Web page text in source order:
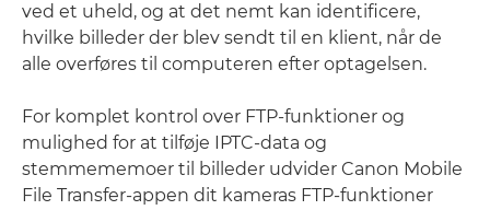
ved et uheld, og at det nemt kan identificere,
hvilke billeder der blev sendt til en klient, når de
alle overføres til computeren efter optagelsen.
For komplet kontrol over FTP-funktioner og
mulighed for at tilføje IPTC-data og
stemmememoer til billeder udvider Canon Mobile
File Transfer-appen dit kameras FTP-funktioner